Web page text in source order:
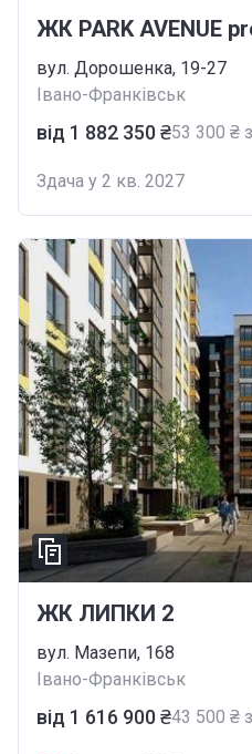
ЖК PARK AVENUE
вул. Дорошенка, 19-27
Івано-Франківськ
від ‍1 882 350 ₴‍53 300 ₴
Здача у 2 кв. 2027
ЖК ЛИПКИ 2
вул. Мазепи, 168
Івано-Франківськ
від ‍1 616 900 ₴‍43 500 ₴